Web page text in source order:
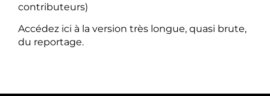
contributeurs)
Accédez ici à la version très longue, quasi brute,
du reportage.